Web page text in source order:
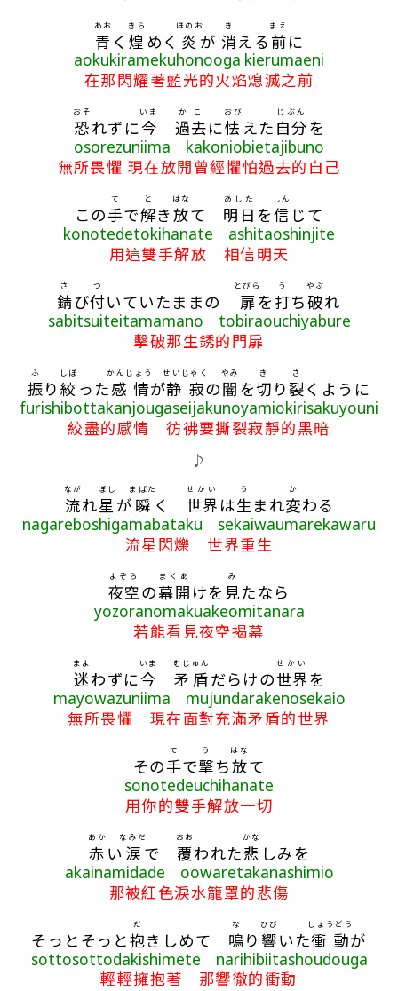
青
あお
く 煌
きら
めく 炎
ほのお
が 消
き
える 前
まえ
に
aokukiramekuhonooga kierumaeni
在那閃耀著藍光的火焰熄滅之前
恐
おそ
れずに今
いま
過去
かこ
に怯
おび
えた 自分
じぶん
を
osorezuniima kakoniobietajibuno
無所畏懼 現在放開曾經懼怕過去的自己
この手
て
で解
と
き放
はな
て 明日
あした
を信
しん
じて
konotedetokihanate ashitaoshinjite
用這雙手解放 相信明天
錆
さ
び付
つ
いていたままの 扉
とびら
を 打
う
ち破
やぶ
れ
sabitsuiteitamamano tobiraouchiyabure
擊破那生銹的門扉
振
ふ
り 絞
しぼ
った感情
かんじょう
が静寂
せいじゃく
の闇
やみ
を切
き
り裂
さ
くように
furishibottakanjougaseijakunoyamiokirisakuyouni
絞盡的感情 彷彿要撕裂寂靜的黑暗
♪
流
なが
れ星
ぼし
が 瞬
まばた
く 世界
せかい
は生
う
まれ変
か
わる
nagareboshigamabataku sekaiwaumarekawaru
流星閃爍 世界重生
夜空
よぞら
の幕開
まくあ
けを 見
み
たなら
yozoranomakuakeomitanara
若能看見夜空揭幕
迷
まよ
わずに今
いま
矛盾
むじゅん
だらけの世界
せかい
を
mayowazuniima mujundarakenosekaio
無所畏懼 現在面對充滿矛盾的世界
その手
て
で撃
う
ち放
はな
て
sonotedeuchihanate
用你的雙手解放一切
赤
あか
い 涙
なみだ
で 覆
おお
われた悲
かな
しみを
akainamidade oowaretakanashimio
那被紅色淚水籠罩的悲傷
そっとそっと抱
だ
きしめて 鳴
な
り 響
ひび
いた衝動
しょうどう
が
sottosottodakishimete narihibiitashoudouga
輕輕擁抱著 那響徹的衝動